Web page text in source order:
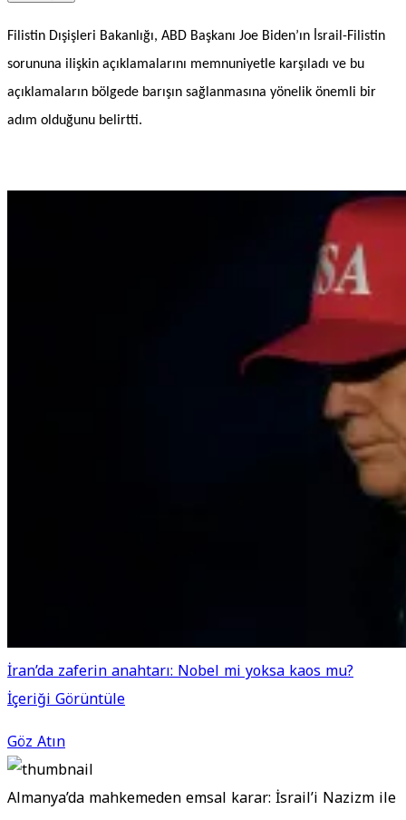
Filistin Dışişleri Bakanlığı, ABD Başkanı Joe Biden’ın İsrail-Filistin
sorununa ilişkin açıklamalarını memnuniyetle karşıladı ve bu
açıklamaların bölgede barışın sağlanmasına yönelik önemli bir
adım olduğunu belirtti.
İran’da zaferin anahtarı: Nobel mi yoksa kaos mu?
İçeriği Görüntüle
Göz Atın
Almanya’da mahkemeden emsal karar: İsrail’i Nazizm ile